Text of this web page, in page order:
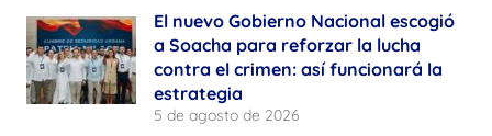
El nuevo Gobierno Nacional escogió
a Soacha para reforzar la lucha
contra el crimen: así funcionará la
estrategia
5 de agosto de 2026